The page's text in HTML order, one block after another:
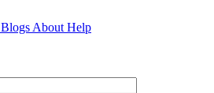
Blogs About Help